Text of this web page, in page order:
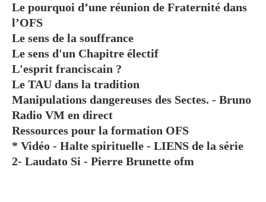
Le pourquoi d’une réunion de Fraternité dans
l’OFS
Le sens de la souffrance
Le sens d'un Chapitre électif
L'esprit franciscain ?
Le TAU dans la tradition
Manipulations dangereuses des Sectes. - Bruno
Radio VM en direct
Ressources pour la formation OFS
* Vidéo - Halte spirituelle - LIENS de la série
2- Laudato Si - Pierre Brunette ofm